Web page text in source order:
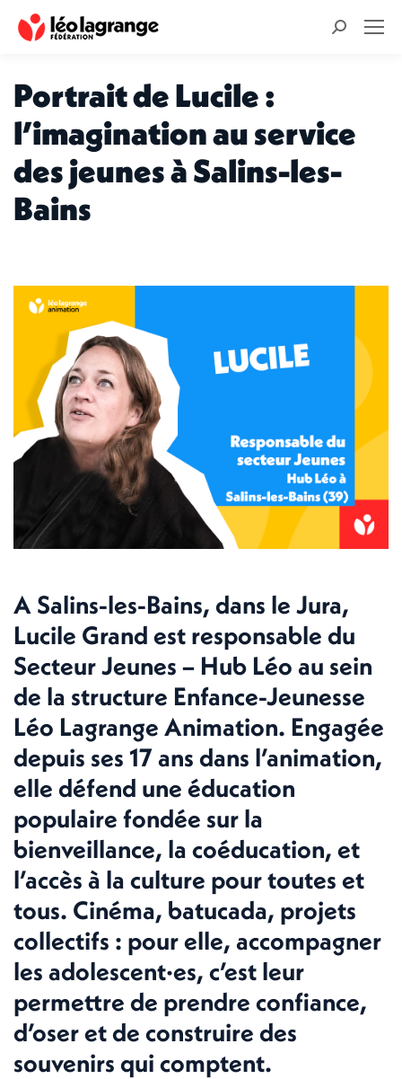
Recherche
Portrait de Lucile :
l’imagination au service
des jeunes à Salins-les-
Bains
A Salins-les-Bains, dans le Jura,
Lucile Grand est responsable du
Secteur Jeunes – Hub Léo au sein
de la structure Enfance-Jeunesse
Léo Lagrange Animation. Engagée
depuis ses 17 ans dans l’animation,
elle défend une éducation
populaire fondée sur la
bienveillance, la coéducation, et
l’accès à la culture pour toutes et
tous. Cinéma, batucada, projets
collectifs : pour elle, accompagner
les adolescent·es, c’est leur
permettre de prendre confiance,
d’oser et de construire des
souvenirs qui comptent.